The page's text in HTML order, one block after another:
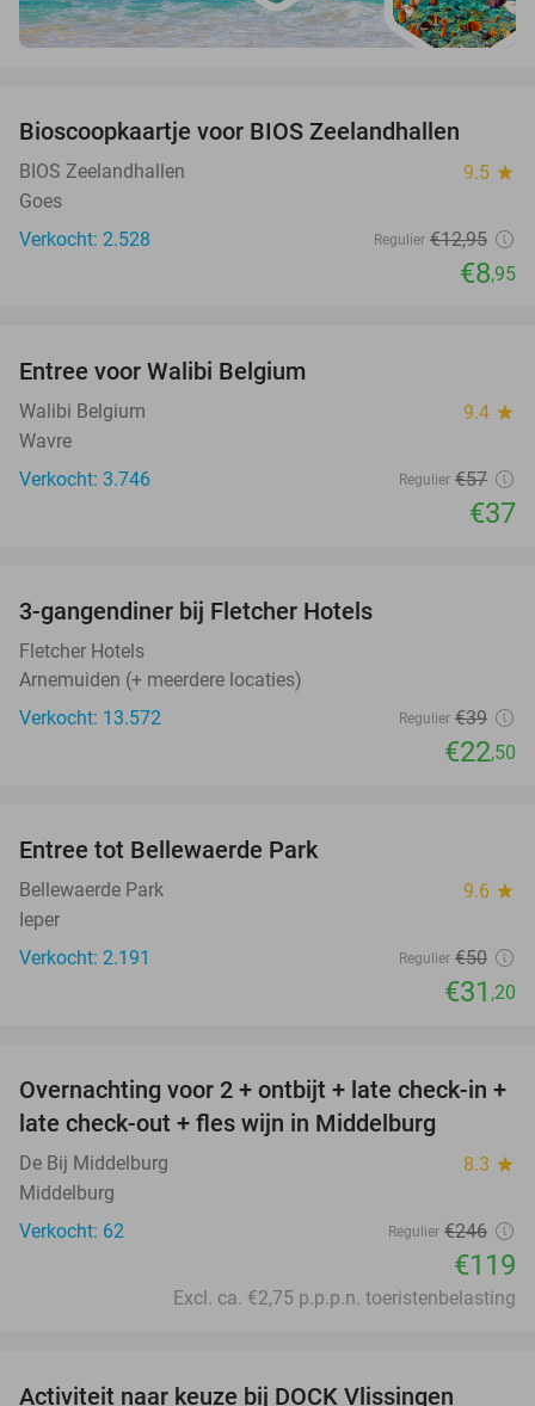
Bioscoopkaartje voor BIOS Zeelandhallen
BIOS Zeelandhallen 9.5 star
Goes
Verkocht: 2.528
Regulier €12,95
€8,95
Entree voor Walibi Belgium
Walibi Belgium 9.4 star
Wavre
Verkocht: 3.746
Regulier €57
€37
3-gangendiner bij Fletcher Hotels
Fletcher Hotels
Arnemuiden (+ meerdere locaties)
Verkocht: 13.572
Regulier €39
€22,50
Entree tot Bellewaerde Park
Bellewaerde Park 9.6 star
Ieper
Verkocht: 2.191
Regulier €50
€31 ,20
52%
Overnachting voor 2 + ontbijt + late check-in +
late check-out + fles wijn in Middelburg
De Bij Middelburg 8.3 star
Middelburg
Verkocht: 62
Regulier €246
€119
Excl. ca. €2,75 p.p.p.n. toeristenbelasting
Activiteit naar keuze bij DOCK Vlissingen